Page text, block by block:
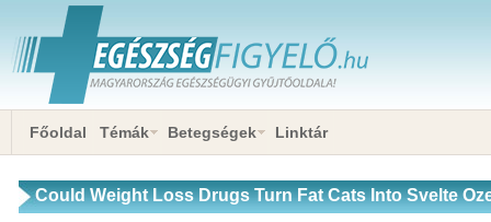
Főoldal Témák Betegségek Linktár
Could Weight Loss Drugs Turn Fat Cats Into Svelte